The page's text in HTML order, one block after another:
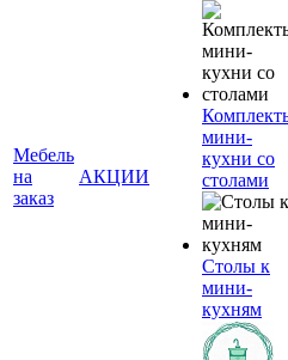
Мебель
на
заказ
АКЦИИ
мини-
кухни со
столами
Столы к
мини-
кухням